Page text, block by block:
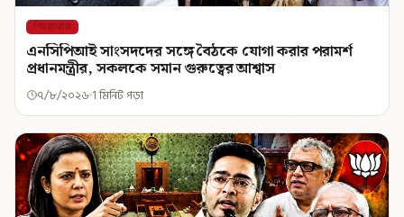
শিরোনাম
এনসিপিআই সাংসদদের সঙ্গে বৈঠকে যোগা করার পরামর্শ
প্রধানমন্ত্রীর, সকলকে সমান গুরুত্বের আশ্বাস
৭/৮/২০২৬ 1 মিনিট পড়া